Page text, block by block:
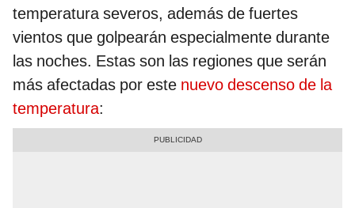
temperatura severos, además de fuertes
vientos que golpearán especialmente durante
las noches. Estas son las regiones que serán
más afectadas por este nuevo descenso de la
temperatura: